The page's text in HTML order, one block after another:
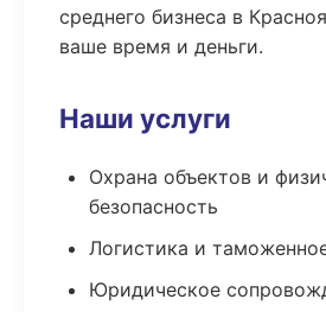
среднего бизнеса в
ваше время и деньги.
Наши услуги
Охрана объектов и
безопасность
Логистика и
Юридическое